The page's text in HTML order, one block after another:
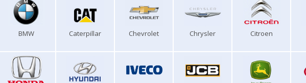
BMW Caterpillar Chevrolet Chrysler Citroen